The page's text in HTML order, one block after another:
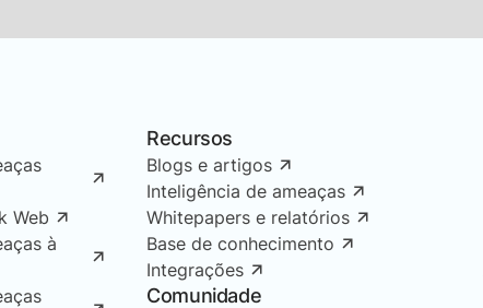
Web
à
Recursos
Blogs e artigos
Inteligência de ameaças
Whitepapers e relatórios
Base de conhecimento
Integrações
Comunidade